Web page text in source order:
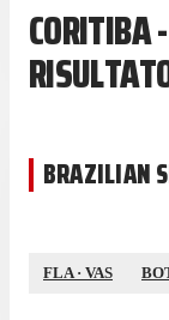
CORITIBA
BRAZILIAN
FLA· VAS